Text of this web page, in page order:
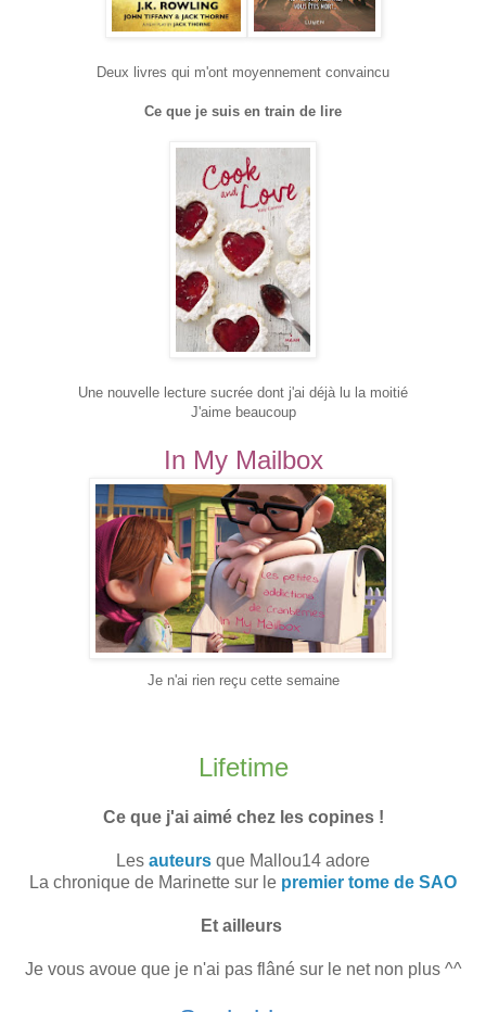
Deux livres qui m'ont moyennement convaincu
Ce que je suis en train de lire
Une nouvelle lecture sucrée dont j'ai déjà lu la moitié
J'aime beaucoup
In My Mailbox
Je n'ai rien reçu cette semaine
Lifetime
Ce que j'ai aimé chez les copines !
Les auteurs que Mallou14 adore
La chronique de Marinette sur le premier tome de SAO
Et ailleurs
Je vous avoue que je n'ai pas flâné sur le net non plus ^^